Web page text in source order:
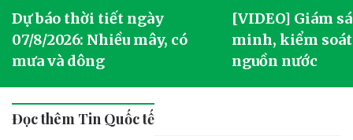
Dự báo thời tiết ngày
07/8/2026: Nhiều mây, có
mưa và dông
[VIDEO] Giám
minh, kiểm
nguồn nước
Đọc thêm Tin Quốc tế